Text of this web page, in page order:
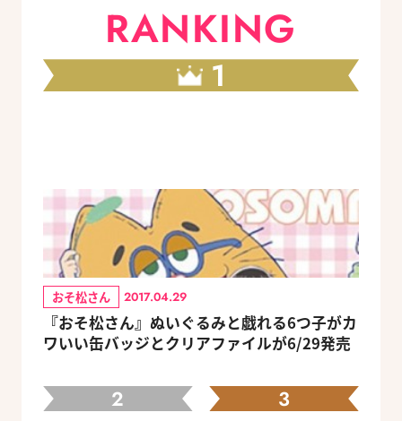
RANKING
1
おそ松さん 2017.04.29
『おそ松さん』ぬいぐるみと戯れる6つ子がカ
ワいい缶バッジとクリアファイルが6/29発売
2 3